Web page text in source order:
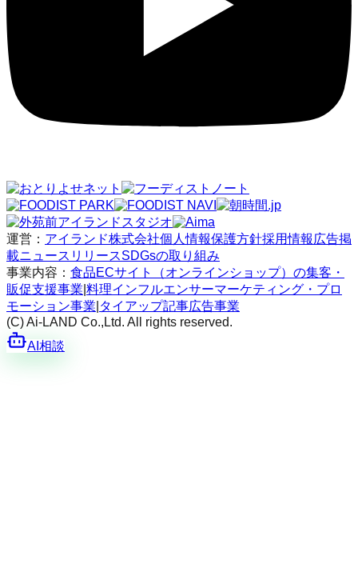
運営： アイランド株式会社個人情報保護方針採用情報 広告掲
載ニュースリリースSDGsの取り組み
事業内容： 食品ECサイト（オンラインショップ）の集客・
販促支援事業 料理インフルエンサーマーケティング・プロ
モーション事業 タイアップ記事広告事業
(C) Ai-LAND Co.,Ltd. All rights reserved.
AI相談